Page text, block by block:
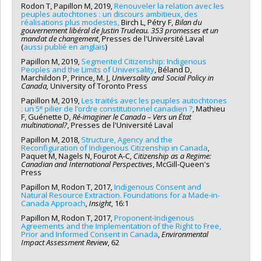
Rodon T, Papillon M, 2019,Renouveler la relation avec les
peuples autochtones : un discours ambitieux, des
réalisations plus modestes,Birch L, Pétry F,Bilan du
gouvernement libéral de Justin Trudeau. 353 promesses et un
mandat de changement, Presses de l'Université Laval
(aussi publié en anglais)
Papillon M, 2019, Segmented Citizenship: Indigenous
Peoples and the Limits of Universality, Béland D,
Marchildon P, Prince, M. J, Universality and Social Policy in
Canada, University of Toronto Press
Papillon M, 2019,Les traités avec les peuples autochtones
: un 5e pilier de l’ordre constitutionnel canadien ?, Mathieu
F, Guénette D,Ré-imaginer le Canada – Vers un État
multinational?, Presses de l'Université Laval
Papillon M, 2018, Structure, Agency and the
Reconfiguration of Indigenous Citizenship in Canada,
Paquet M, Nagels N, Fourot A-C, Citizenship as a Regime:
Canadian and International Perspectives, McGill-Queen's
Press
Papillon M, Rodon T, 2017,Indigenous Consent and
Natural Resource Extraction. Foundations for a Made-in-
Canada Approach,Insight, 16:1
Papillon M, Rodon T, 2017,Proponent-Indigenous
Agreements and the Implementation of the Right to Free,
Prior and Informed Consent in Canada,Environmental
Impact Assessment Review, 62